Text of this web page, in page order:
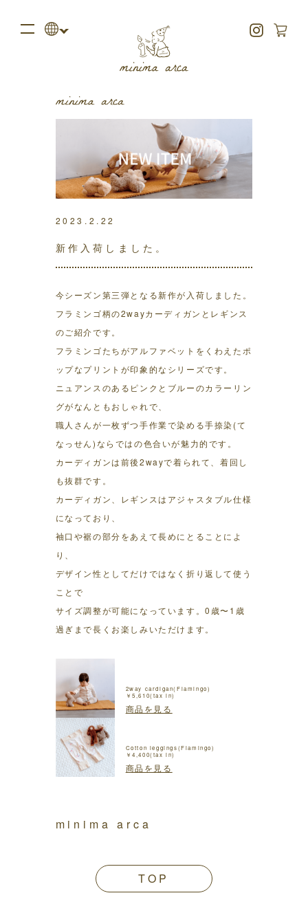
2023.2.22
新作入荷しました。
今シーズン第三弾となる新作が入荷しました。
フラミンゴ柄の2wayカーディガンとレギンス
のご紹介です。
フラミンゴたちがアルファベットをくわえたポ
ップなプリントが印象的なシリーズです。
ニュアンスのあるピンクとブルーのカラーリン
グがなんともおしゃれで、
職人さんが一枚ずつ手作業で染める手捺染(て
なっせん)ならではの色合いが魅力的です。
カーディガンは前後2wayで着られて、着回し
も抜群です。
カーディガン、レギンスはアジャスタブル仕様
になっており、
袖口や裾の部分をあえて長めにとることによ
り、
デザイン性としてだけではなく折り返して使う
ことで
サイズ調整が可能になっています。0歳〜1歳
過ぎまで長くお楽しみいただけます。
2way cardigan(Flamingo)
￥5,610(tax in)
商品を見る
Cotton leggings(Flamingo)
￥4,400(tax in)
商品を見る
minima arca
TOP